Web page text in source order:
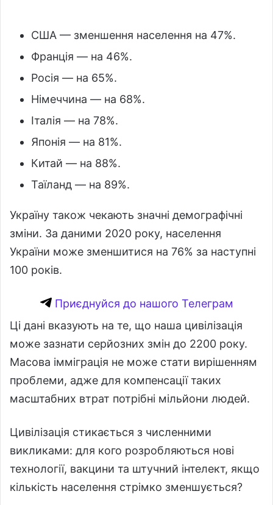
США — зменшення населення на 47%.
Франція — на 46%.
Росія — на 65%.
Німеччина — на 68%.
Італія — на 78%.
Японія — на 81%.
Китай — на 88%.
Таїланд — на 89%.
Україну також чекають значні демографічні
зміни. За даними 2020 року, населення
України може зменшитися на 76% за наступні
100 років.
Приєднуйся до нашого Телеграм
Ці дані вказують на те, що наша цивілізація
може зазнати серйозних змін до 2200 року.
Масова імміграція не може стати вирішенням
проблеми, адже для компенсації таких
масштабних втрат потрібні мільйони людей.
Цивілізація стикається з численними
викликами: для кого розробляються нові
технології, вакцини та штучний інтелект, якщо
кількість населення стрімко зменшується?